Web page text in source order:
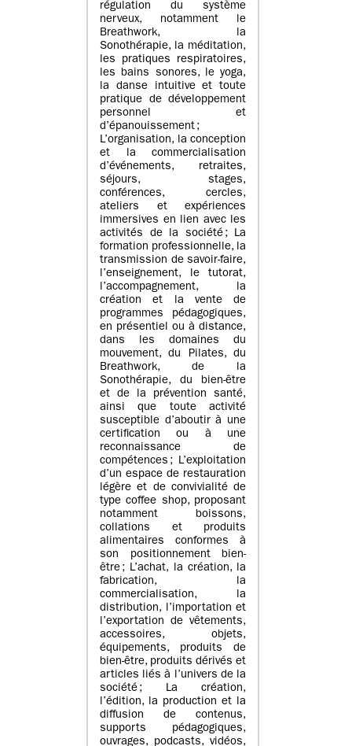
régulation du système
nerveux, notamment le
Breathwork, la
Sonothérapie, la méditation,
les pratiques respiratoires,
les bains sonores, le yoga,
la danse intuitive et toute
pratique de développement
personnel et
d’épanouissement ;
L’organisation, la conception
et la commercialisation
d’événements, retraites,
séjours, stages,
conférences, cercles,
ateliers et expériences
immersives en lien avec les
activités de la société ; La
formation professionnelle, la
transmission de savoir-faire,
l’enseignement, le tutorat,
l’accompagnement, la
création et la vente de
programmes pédagogiques,
en présentiel ou à distance,
dans les domaines du
mouvement, du Pilates, du
Breathwork, de la
Sonothérapie, du bien-être
et de la prévention santé,
ainsi que toute activité
susceptible d’aboutir à une
certification ou à une
reconnaissance de
compétences ; L’exploitation
d’un espace de restauration
légère et de convivialité de
type coffee shop, proposant
notamment boissons,
collations et produits
alimentaires conformes à
son positionnement bien-
être ; L’achat, la création, la
fabrication, la
commercialisation, la
distribution, l’importation et
l’exportation de vêtements,
accessoires, objets,
équipements, produits de
bien-être, produits dérivés et
articles liés à l’univers de la
société ; La création,
l’édition, la production et la
diffusion de contenus,
supports pédagogiques,
ouvrages, podcasts, vidéos,